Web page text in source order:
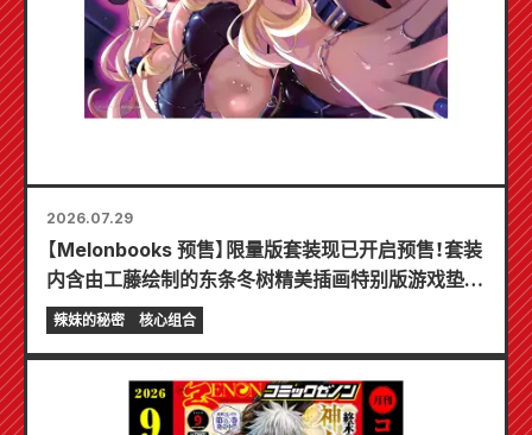
2026.07.29
【Melonbooks 预售】限量版套装现已开启预售！套装
内含由工藤绘制的东条冬树精美插画特别版游戏垫！
《辣妹新娘的秘密》最新第6卷将于10月20日发售！
辣妹的秘密 核心组合